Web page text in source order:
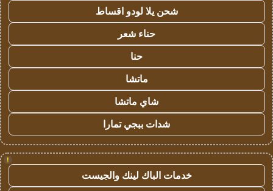
شحن يلا لودو اقساط
حناء شعر
حنا
ماتشا
شاي ماتشا
شدات ببجي تمارا
!
خدمات الباك لينك والجيست